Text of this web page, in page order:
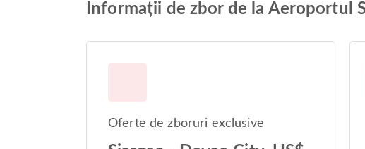
Informații de zbor de la Aeroportul
Oferte de zboruri exclusive